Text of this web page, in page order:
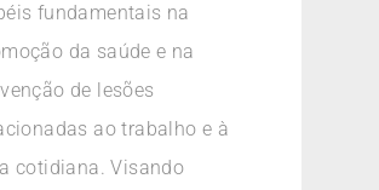
fundamentais na
da saúde e na
de lesões
ao trabalho e à
cotidiana. Visando